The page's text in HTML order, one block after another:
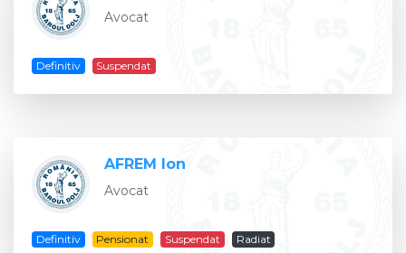
Avocat
Definitiv Suspendat
AFREM Ion
Avocat
Definitiv Pensionat Suspendat Radiat